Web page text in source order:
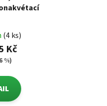
(4 ks)
Kč
%)